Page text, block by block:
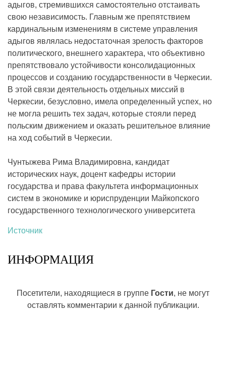
адыгов, стремившихся самостоятельно отстаивать
свою независимость. Главным же препятствием
кардинальным изменениям в системе управления
адыгов являлась недостаточная зрелость факторов
политического, внешнего характера, что объективно
препятствовало устойчивости консолидационных
процессов и созданию государственности в Черкесии.
В этой связи деятельность отдельных миссий в
Черкесии, безусловно, имела определенный успех, но
не могла решить тех задач, которые стояли перед
польским движением и оказать решительное влияние
на ход событий в Черкесии.
Чунтыжева Рима Владимировна, кандидат
исторических наук, доцент кафедры истории
государства и права факультета информационных
систем в экономике и юриспруденции Майкопского
государственного технологического университета
Источник
ИНФОРМАЦИЯ
Посетители, находящиеся в группе Гости, не могут
оставлять комментарии к данной публикации.